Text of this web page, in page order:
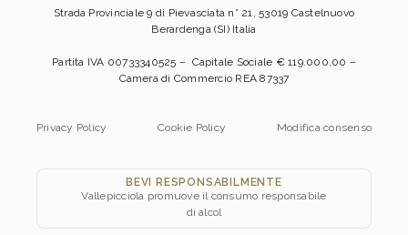
Strada Provinciale 9 di Pievasciata n° 21, 53019 Castelnuovo
Berardenga (SI) Italia
Partita IVA 00733340525 – Capitale Sociale € 119.000,00 –
Camera di Commercio REA 87337
Privacy Policy Cookie Policy Modifica consenso
BEVI RESPONSABILMENTE
Vallepicciola promuove il consumo responsabile
di alcol